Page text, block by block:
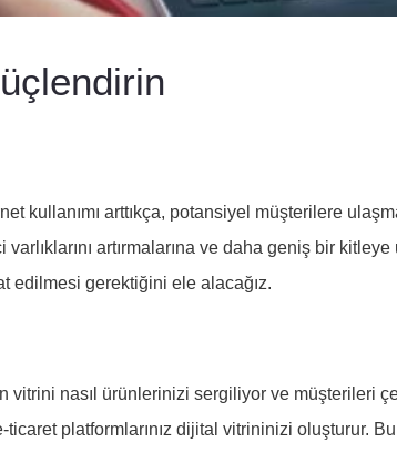
kullanımı arttıkça, potansiyel müşterilere
artırmalarına ve daha geniş bir kitleye
edilmesi gerektiğini ele alacağız.
nasıl ürünlerinizi sergiliyor ve müşterileri
platformlarınız dijital vitrininizi oluşturur. Bu